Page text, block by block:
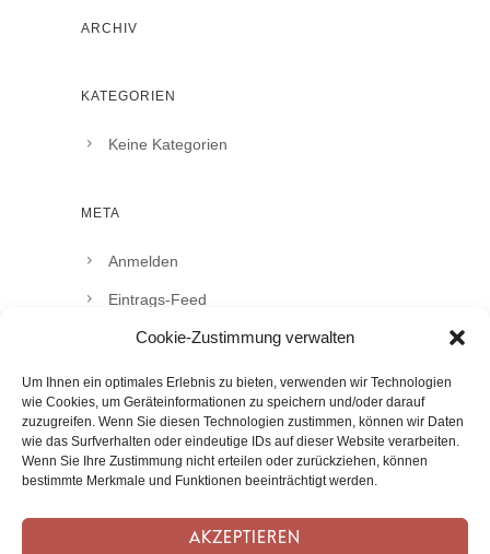
Cookie-Zustimmung verwalten
Um Ihnen ein optimales Erlebnis zu bieten, verwenden wir Technologien
wie Cookies, um Geräteinformationen zu speichern und/oder darauf
zuzugreifen. Wenn Sie diesen Technologien zustimmen, können wir Daten
wie das Surfverhalten oder eindeutige IDs auf dieser Website verarbeiten.
Wenn Sie Ihre Zustimmung nicht erteilen oder zurückziehen, können
bestimmte Merkmale und Funktionen beeinträchtigt werden.
ARCHIV
KATEGORIEN
Keine Kategorien
META
Anmelden
Eintrags-Feed
Kommentar-Feed
WordPress.org